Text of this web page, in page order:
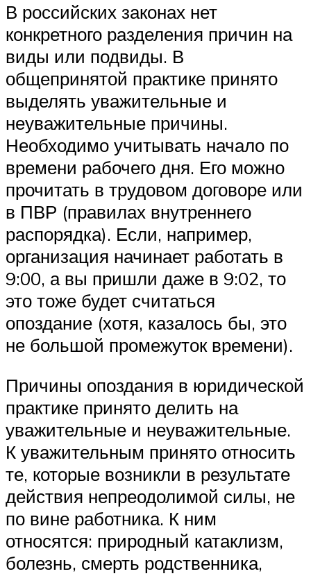
В российских законах нет
конкретного разделения причин на
виды или подвиды. В
общепринятой практике принято
выделять уважительные и
неуважительные причины.
Необходимо учитывать начало по
времени рабочего дня. Его можно
прочитать в трудовом договоре или
в ПВР (правилах внутреннего
распорядка). Если, например,
организация начинает работать в
9:00, а вы пришли даже в 9:02, то
это тоже будет считаться
опоздание (хотя, казалось бы, это
не большой промежуток времени).
Причины опоздания в юридической
практике принято делить на
уважительные и неуважительные.
К уважительным принято относить
те, которые возникли в результате
действия непреодолимой силы, не
по вине работника. К ним
относятся: природный катаклизм,
болезнь, смерть родственника,